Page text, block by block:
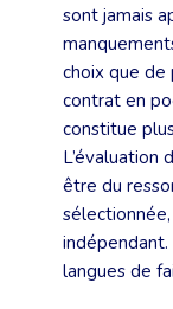
sont jamais
choix que de
contrat en
constitue
L’évaluation
être du
langues de